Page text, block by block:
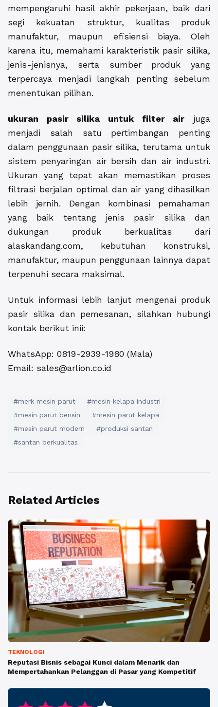
mempengaruhi hasil akhir pekerjaan, baik dari
segi kekuatan struktur, kualitas produk
manufaktur, maupun efisiensi biaya. Oleh
karena itu, memahami karakteristik pasir silika,
jenis-jenisnya, serta sumber produk yang
terpercaya menjadi langkah penting sebelum
menentukan pilihan.
ukuran pasir silika untuk filter air juga
menjadi salah satu pertimbangan penting
dalam penggunaan pasir silika, terutama untuk
sistem penyaringan air bersih dan air industri.
Ukuran yang tepat akan memastikan proses
filtrasi berjalan optimal dan air yang dihasilkan
lebih jernih. Dengan kombinasi pemahaman
yang baik tentang jenis pasir silika dan
dukungan produk berkualitas dari
alaskandang.com, kebutuhan konstruksi,
manufaktur, maupun penggunaan lainnya dapat
terpenuhi secara maksimal.
Untuk informasi lebih lanjut mengenai produk
pasir silika dan pemesanan, silahkan hubungi
kontak berikut inii:
WhatsApp: 0819-2939-1980 (Mala)
Email: sales@arlion.co.id
#merk mesin parut
#mesin kelapa industri
#mesin parut bensin
#mesin parut kelapa
#mesin parut modern
#produksi santan
#santan berkualitas
Related Articles
TEKNOLOGI
Reputasi Bisnis sebagai Kunci dalam Menarik dan
Mempertahankan Pelanggan di Pasar yang Kompetitif